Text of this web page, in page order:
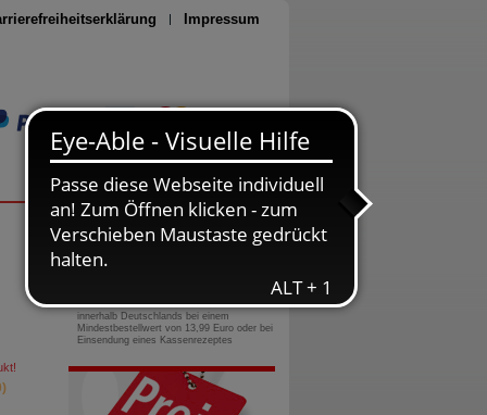
Impressum
Seite drucken
0800-10 11 422
gebührenfreie Rufnummer
innerhalb Deutschlands bei einem
Mindestbestellwert von 13,99 Euro oder bei
Einsendung eines Kassenrezeptes